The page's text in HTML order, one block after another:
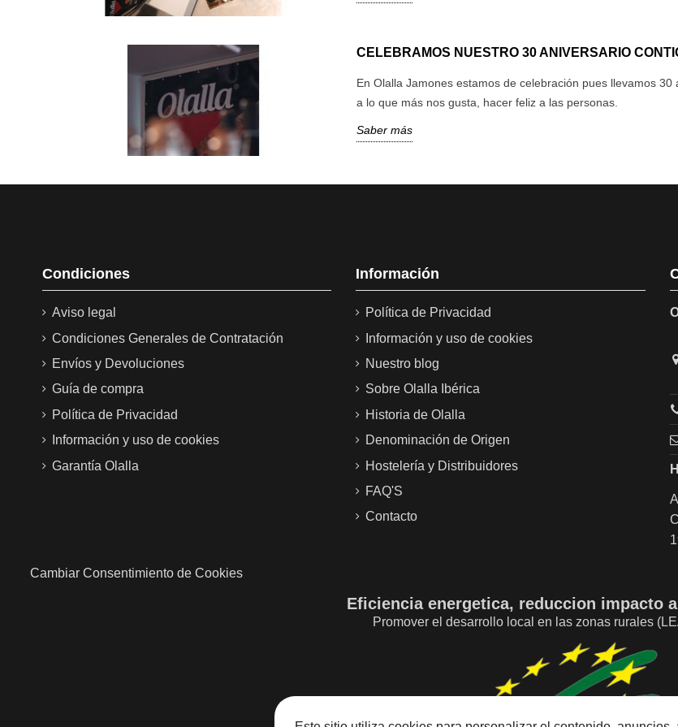
CELEBRAMOS NUESTRO 30 ANIVERSARIO
En Olalla Jamones estamos de celebración pues llevamos 30
a lo que más nos gusta, hacer feliz a las personas.
Saber más
Condiciones
Aviso legal
Condiciones Generales de Contratación
Envíos y Devoluciones
Guía de compra
Política de Privacidad
Información y uso de cookies
Garantía Olalla
Información
Política de Privacidad
Información y uso de cookies
Nuestro blog
Sobre Olalla Ibérica
Historia de Olalla
Denominación de Origen
Hostelería y Distribuidores
FAQ'S
Contacto
Cambiar Consentimiento de Cookies
Eficiencia energetica, reduccion impacto
Promover el desarrollo local en las zonas rurales